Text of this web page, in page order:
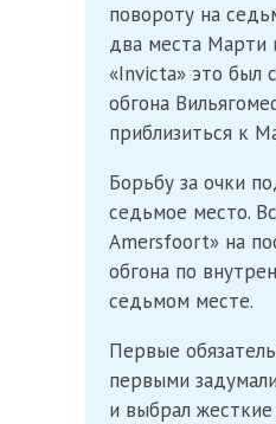
повороту на
два места Марти
«Invicta» это был
обгона
приблизиться к
Борьбу за очки
седьмое место.
Amersfoort» на
обгона по
седьмом месте.
Первые
первыми
и выбрал